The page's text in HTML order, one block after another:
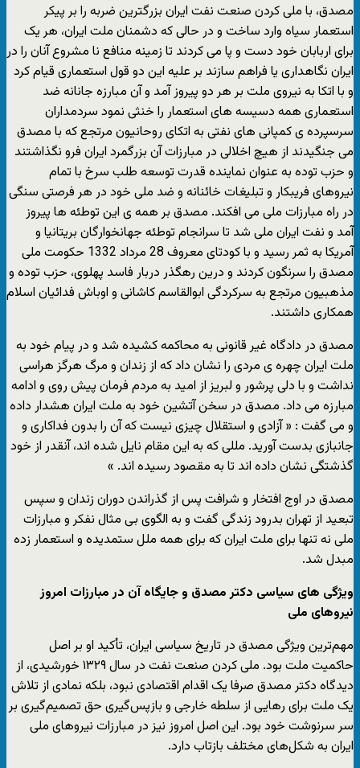
مصدق، با ملی کردن صنعت نفت ایران بزرگترین ضربه را بر پیکر
استعمار سیاه وارد ساخت و در حالی که دشمنان ملت ایران، هر یک
برای اربابان خود دست و پا می کردند تا زمینه منافع نا مشروع آنان را در
ایران نگاهداری یا فراهم سازند بر علیه این دو قول استعماری قیام کرد
و با اتکا به نیروی ملت بر هر دو پیروز آمد و آن مبارزه جانانه ضد
استعماری همه دسیسه های استعمار را خنثی نمود سردمداران
سرسپرده ی کمپانی های نفتی به اتکای روحانیون مرتجع که با مصدق
می جنگیدند از هیچ اخلالی در مبارزات آن بزرگمرد ایران فرو نگذاشتند
و حزب توده به عنوان نماینده قدرت توسعه طلب سرخ با تمام
نیروهای فریبکار و تبلیغات خائنانه و ضد ملی خود در هر فرصتی سنگی
در راه مبارزات ملی می افکند. مصدق بر همه ی این توطئه ها پیروز
آمد و نفت ایران ملی شد تا سرانجام توطئه جهانخوارگان بریتانیا و
آمریکا به ثمر رسید و با کودتای معروف 28 مرداد 1332 حکومت ملی
مصدق را سرنگون کردند و درین رهگذر دربار فاسد پهلوی، حزب توده و
مذهبیون مرتجع به سرکردگی ابوالقاسم کاشانی و اوباش فدائیان اسلام
همکاری داشتند.
مصدق در دادگاه غیر قانونی به محاکمه کشیده شد و در پیام خود به
ملت ایران چهره ی مردی را نشان داد که از زندان و مرگ هرگز هراسی
نداشت و با دلی پرشور و لبریز از امید به مردم فرمان پیش روی و ادامه
مبارزه می داد. مصدق در سخن آتشین خود به ملت ایران هشدار داده
و می گفت : « آزادی و استقلال چیزی نیست که آن را بدون فداکاری و
جانبازی بدست آورید. مللی که به این مقام نایل شده اند، آنقدر از خود
گذشتگی نشان داده اند تا به مقصود رسیده اند. »
مصدق در اوج افتخار و شرافت پس از گذراندن دوران زندان و سپس
تبعید از تهران بدرود زندگی گفت و به الگوی بی مثال نفکر و مبارزات
ملی نه تنها برای ملت ایران که برای همه ملل ستمدیده و استعمار زده
مبدل شد.
ویژگی های سیاسی دکتر مصدق و جایگاه آن در مبارزات امروز
نیروهای ملی
مهم‌ترین ویژگی مصدق در تاریخ سیاسی ایران، تأکید او بر اصل
حاکمیت ملت بود. ملی کردن صنعت نفت در سال ۱۳۲۹ خورشیدی، از
دیدگاه دکتر مصدق صرفا یک اقدام اقتصادی نبود، بلکه نمادی از تلاش
یک ملت برای رهایی از سلطه خارجی و بازپس‌گیری حق تصمیم‌گیری بر
سر سرنوشت خود بود. این اصل امروز نیز در مبارزات نیروهای ملی
ایران به شکل‌های مختلف بازتاب دارد.